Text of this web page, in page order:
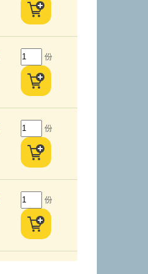
份
份
份